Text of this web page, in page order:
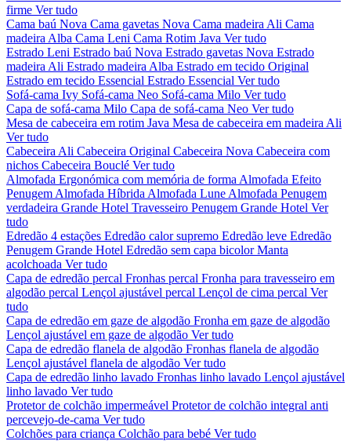
firme Ver tudo
Cama baú Nova Cama gavetas Nova Cama madeira Ali Cama
madeira Alba Cama Leni Cama Rotim Java Ver tudo
Estrado Leni Estrado baú Nova Estrado gavetas Nova Estrado
madeira Ali Estrado madeira Alba Estrado em tecido Original
Estrado em tecido Essencial Estrado Essencial Ver tudo
Sofá-cama Ivy Sofá-cama Neo Sofá-cama Milo Ver tudo
Capa de sofá-cama Milo Capa de sofá-cama Neo Ver tudo
Mesa de cabeceira em rotim Java Mesa de cabeceira em madeira Ali
Ver tudo
Cabeceira Ali Cabeceira Original Cabeceira Nova Cabeceira com
nichos Cabeceira Bouclé Ver tudo
Almofada Ergonómica com memória de forma Almofada Efeito
Penugem Almofada Híbrida Almofada Lune Almofada Penugem
verdadeira Grande Hotel Travesseiro Penugem Grande Hotel Ver
tudo
Edredão 4 estações Edredão calor supremo Edredão leve Edredão
Penugem Grande Hotel Edredão sem capa bicolorManta
acolchoada Ver tudo
Capa de edredão percal Fronhas percal Fronha para travesseiro em
algodão percal Lençol ajustável percal Lençol de cima percal Ver
tudo
Capa de edredão em gaze de algodão Fronha em gaze de algodão
Lençol ajustável em gaze de algodão Ver tudo
Capa de edredão flanela de algodão Fronhas flanela de algodão
Lençol ajustável flanela de algodão Ver tudo
Capa de edredão linho lavado Fronhas linho lavado Lençol ajustável
linho lavado Ver tudo
Protetor de colchão impermeável Protetor de colchão integral anti
percevejo-de-cama Ver tudo
Colchões para criança Colchão para bebé Ver tudo